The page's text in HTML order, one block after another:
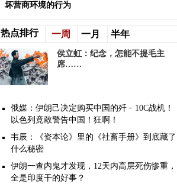
坏营商环境的行为
热点排行 一周 一月 半年
侯立虹：纪念，怎能不提毛主
席……
俄媒：伊朗己决定购买中国的歼﹣10C战机！
以色列竟敢警告中国！狂啊！
韦辰：《资本论》里的《社畜手册》到底藏了
什么秘密
伊朗一查内鬼才发现，12天内高层死伤惨重，
全是印度干的好事？